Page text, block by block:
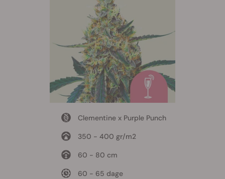
Clementine x Purple Punch
350 - 400 gr/m2
60 - 80 cm
60 - 65 dage